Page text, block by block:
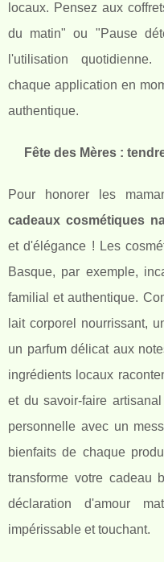
locaux. Pensez aux
du matin" ou "Pause
l'utilisation
chaque application en
authentique.
Fête des Mères :
Pour honorer les
cadeaux cosmétiques
et d'élégance ! Les
Basque, par exemple,
familial et authentique.
lait corporel nourrissant,
un parfum délicat aux
ingrédients locaux
et du savoir-faire
personnelle avec un
bienfaits de chaque
transforme votre cadeau
déclaration d'amour
impérissable et touchant.